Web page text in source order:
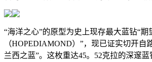
“海洋之心”的原型为史上现存最大蓝钻“期
（HOPEDIAMOND）”，现已证实切开自
兰西之蓝”。这枚重达45。52克拉的深邃